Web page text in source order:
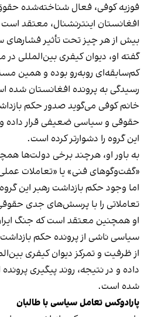
فوزیه کوفی، فعال شناخته‌شده
افغانستان اینترنشنال، معتقد است
بیش از هر چیز تحت تأثیر فشارهای
گفته او، دیوان کیفری بین‌المللی در
کم‌سابقه‌ای روبه‌رو بوده و همین
رسیدگی به پرونده افغانستان شده
خانم کوفی می‌گوید صدور حکم
حقوقی و سیاسی ضعیفی قرار داده
این گروه را دشوارتر کرده است.
به باور او، هرچند برخی دولت‌ها
«گفت‌وگوهای فنی» یا «تعاملات عملی»
اما وجود حکم بازداشت رهبر این
تعاملاتی را با پرسش‌های جدی
او همچنین معتقد است که جنگ
سیاسی ناشی از پرونده حکم
از ظرفیت و تمرکز دیوان کیفری
داده و در نتیجه، روند پیگیری
شده است.
پارادوکس تعامل سیاسی با طالبان